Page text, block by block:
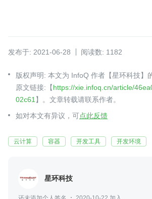
发布于: 2021-06-28 阅读数: 1182
版权声明: 本文为 InfoQ 作者【星环科技】
原文链接:【https://xie.infoq.cn/article/
02c61 】。文章转载请联系作者。
如对本文有异议，可点此反馈
云计算 容器 开发工具 开发环境
星环科技